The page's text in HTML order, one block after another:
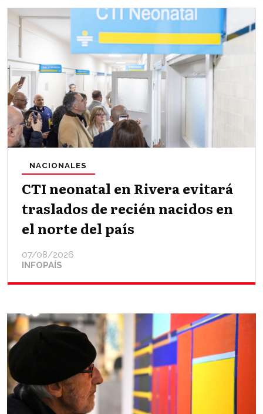
CTI neonatal en Rivera evitará
traslados de recién nacidos en
el norte del país
INFOPAÍS
NACIONALES
07/08/2026